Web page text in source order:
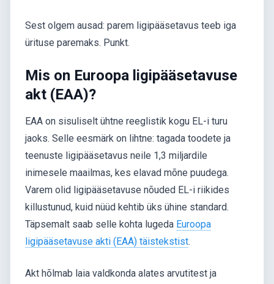
Sest olgem ausad: parem ligipääsetavus teeb iga
ürituse paremaks. Punkt.
Mis on Euroopa ligipääsetavuse
akt (EAA)?
EAA on sisuliselt ühtne reeglistik kogu EL-i turu
jaoks. Selle eesmärk on lihtne: tagada toodete ja
teenuste ligipääsetavus neile 1,3 miljardile
inimesele maailmas, kes elavad mõne puudega.
Varem olid ligipääsetavuse nõuded EL-i riikides
killustunud, kuid nüüd kehtib üks ühine standard.
Täpsemalt saab selle kohta lugeda Euroopa
ligipääsetavuse akti (EAA) täistekstist.
Akt hõlmab laia valdkonda alates arvutitest ja